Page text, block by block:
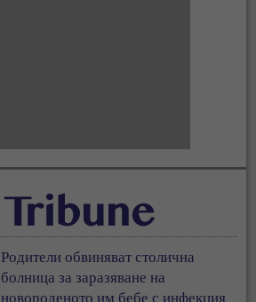
Родители обвиняват столична
болница за заразяване на
новороденото им бебе с инфекция